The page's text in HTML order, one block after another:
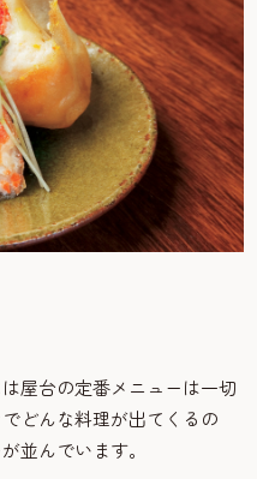
屋台の定番メニューは一切
どんな料理が出てくるの
並んでいます。